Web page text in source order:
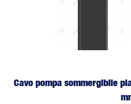
Cavo pompa sommergibile